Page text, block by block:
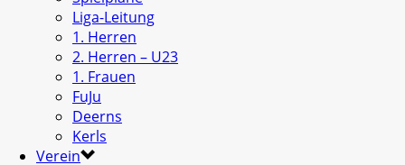
Liga-Leitung
1. Herren
2. Herren – U23
1. Frauen
FuJu
Deerns
Kerls
Verein